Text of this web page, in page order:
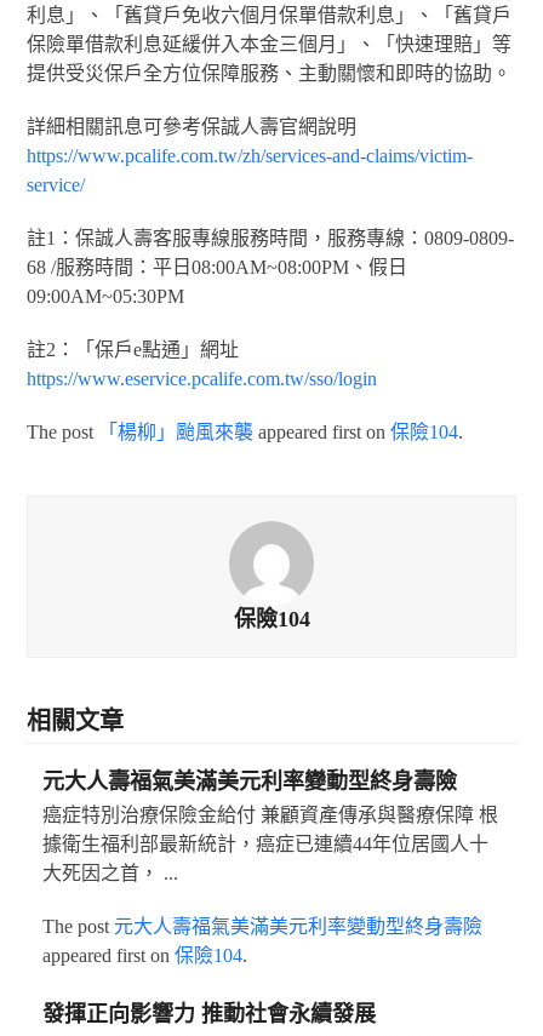
利息」、「舊貸戶免收六個月保單借款利息」、「舊貸戶
保險單借款利息延緩併入本金三個月」、「快速理賠」等
提供受災保戶全方位保障服務、主動關懷和即時的協助。
詳細相關訊息可參考保誠人壽官網說明
https://www.pcalife.com.tw/zh/services-and-claims/victim-
service/
註1：保誠人壽客服專線服務時間，服務專線：0809-0809-
68 /服務時間：平日08:00AM~08:00PM、假日
09:00AM~05:30PM
註2：「保戶e點通」網址
https://www.eservice.pcalife.com.tw/sso/login
The post 「楊柳」颱風來襲 appeared first on保險104.
保險104
相關文章
元大人壽福氣美滿美元利率變動型終身壽險
癌症特別治療保險金給付 兼顧資產傳承與醫療保障 根
據衛生福利部最新統計，癌症已連續44年位居國人十
大死因之首， ...
The post 元大人壽福氣美滿美元利率變動型終身壽險
appeared first on 保險104.
發揮正向影響力 推動社會永續發展